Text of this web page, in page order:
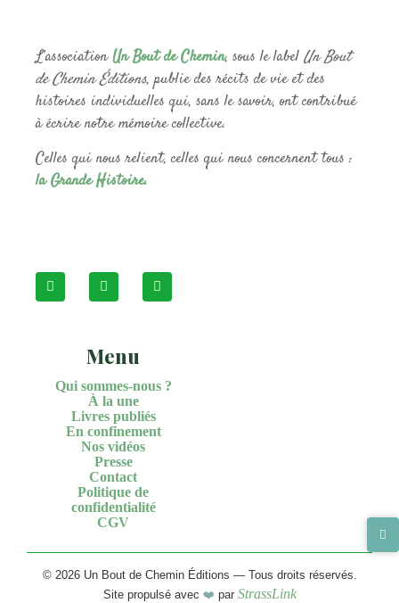
L’association Un Bout de Chemin, sous le label Un Bout
de Chemin Éditions, publie des récits de vie et des
histoires individuelles qui, sans le savoir, ont contribué
à écrire notre mémoire collective.
Celles qui nous relient, celles qui nous concernent tous :
la Grande Histoire.
Menu
Qui sommes-nous ?
À la une
Livres publiés
En confinement
Nos vidéos
Presse
Contact
Politique de
confidentialité
CGV
© 2026 Un Bout de Chemin Éditions — Tous droits réservés.
Site propulsé avec ❤️ par StrassLink